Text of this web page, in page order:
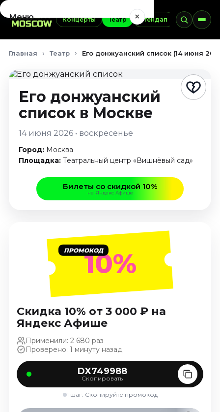
Концерты Театр Стендап Выставки
Меню ×
Сентябрь 2026
Ноябрь 2026
Декабрь 2026
Август 2026
Октябрь 2026
Ноябрь 2026
Август 2026
Сентябрь 2026
Октябрь 2026
Ноябрь 2026
Декабрь 2026
Выставки
Август 2026
Сентябрь 2026
Октябрь 2026
Декабрь 2026
Главная Театр Его донжуанский список (14 июня
Его донжуанский
список в Москве
14 июня 2026 • воскресенье
Город: Москва
Площадка: Театральный центр «Вишнёвый сад»
Билеты со скидкой 10%
на Яндекс Афише
ПРОМОКОД10%
Скидка 10% от 3 000 ₽ на
Яндекс Афише
Применили: 2 680 раз
Проверено: 1 минуту назад
DX749988
Скопировать
1 шаг. Скопируйте промокод